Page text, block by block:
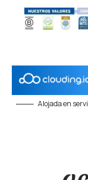
Alojada en